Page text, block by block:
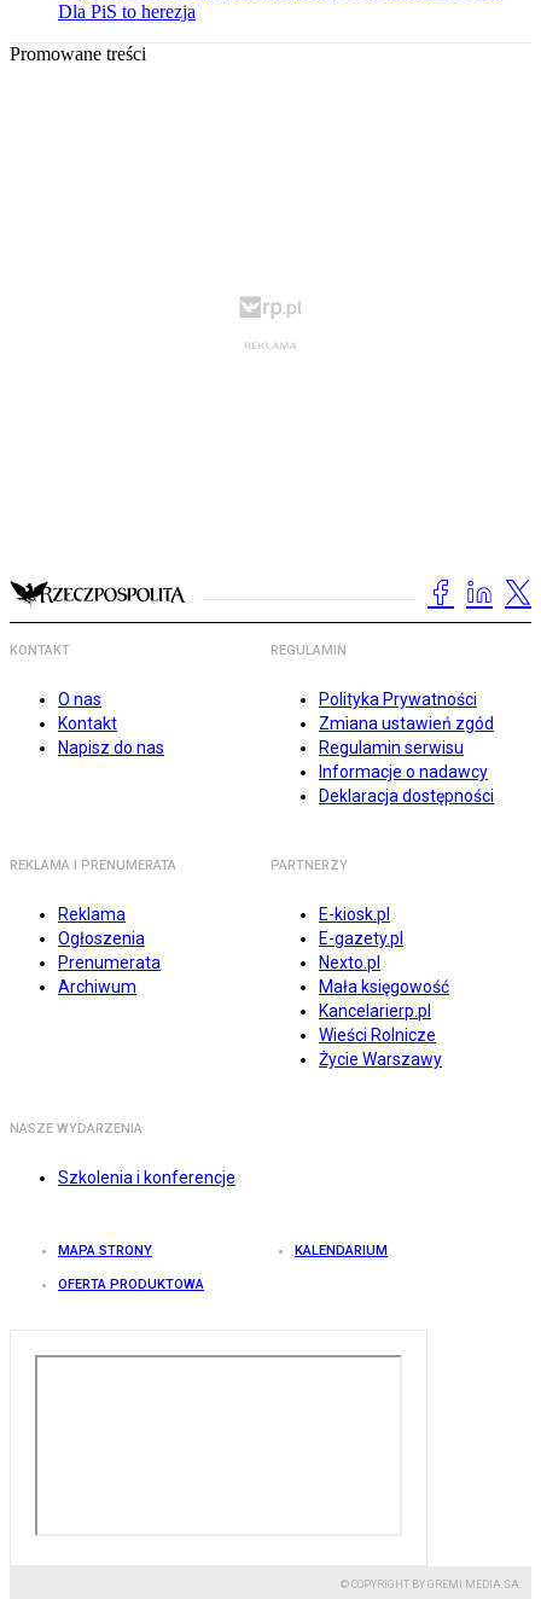
Dla PiS to herezja
Promowane treści
KONTAKT
O nas
Kontakt
Napisz do nas
REGULAMIN
Polityka Prywatności
Zmiana ustawień zgód
Regulamin serwisu
Informacje o nadawcy
Deklaracja dostępności
REKLAMA I PRENUMERATA
Reklama
Ogłoszenia
Prenumerata
Archiwum
PARTNERZY
E-kiosk.pl
E-gazety.pl
Nexto.pl
Mała księgowość
Kancelarierp.pl
Wieści Rolnicze
Życie Warszawy
NASZE WYDARZENIA
Szkolenia i konferencje
MAPA STRONY KALENDARIUM
OFERTA PRODUKTOWA
© COPYRIGHT BY GREMI MEDIA SA